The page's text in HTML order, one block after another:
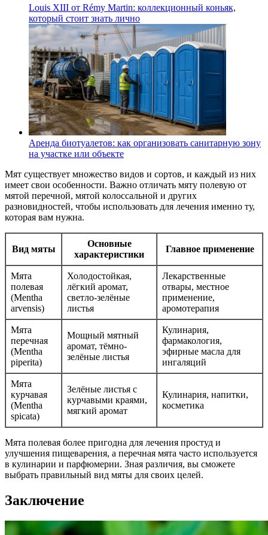
Louis XIII от Rémy Martin: коллекционный коньяк,
который стоит знать лично
Аренда биотуалетов: как организовать санитарную зону
на участке или объекте
Мят существует множество видов и сортов, и каждый из них
имеет свои особенности. Важно отличать мяту полевую от
мятой перечной, мятой колоссальной и других
разновидностей, чтобы использовать для лечения именно ту,
которая вам нужна.
Вид мяты
Основные
характеристики
Главное применение
Мята
полевая
(Mentha
arvensis)
Холодостойкая,
лёгкий аромат,
светло-зелёные
листья
Лекарственные
отвары, местное
применение,
аромотерапия
Мята
перечная
(Mentha
piperita)
Мощный мятный
аромат, тёмно-
зелёные листья
Кулинария,
фармакология,
эфирные масла для
ингаляций
Мята
курчавая
(Mentha
spicata)
Зелёные листья с
курчавыми краями,
мягкий аромат
Кулинария, напитки,
косметика
Мята полевая более пригодна для лечения простуд и
улучшения пищеварения, а перечная мята часто используется
в кулинарии и парфюмерии. Зная различия, вы сможете
выбрать правильный вид мяты для своих целей.
Заключение